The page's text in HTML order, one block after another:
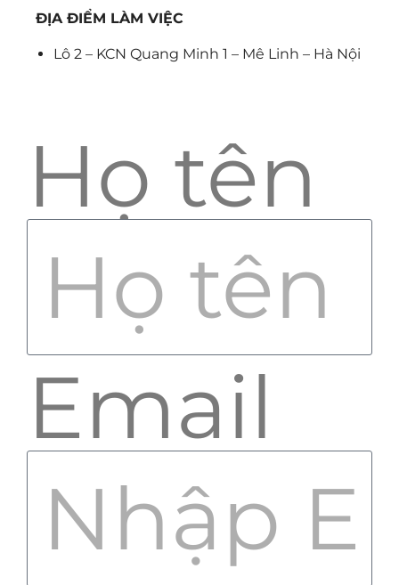
ĐỊA ĐIỂM LÀM VIỆC
Lô 2 – KCN Quang Minh 1 – Mê Linh – Hà Nội
Họ tên
Email